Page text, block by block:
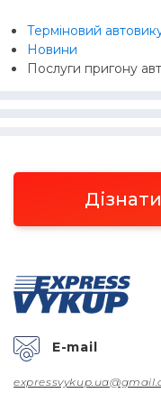
Терміновий
Новини
Послуги пригону
E-mail